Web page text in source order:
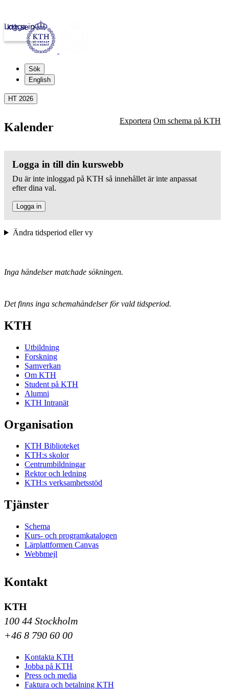
kth.se
Logga in
Sök
English
HT 2026
Kalender Exportera Om schema på KTH
Logga in till din kurswebb
Du är inte inloggad på KTH så innehållet är inte anpassat
efter dina val.
Logga in
Ändra tidsperiod eller vy
Inga händelser matchade sökningen.
Det finns inga schemahändelser för vald tidsperiod.
KTH
Utbildning
Forskning
Samverkan
Om KTH
Student på KTH
Alumni
KTH Intranät
Organisation
KTH Biblioteket
KTH:s skolor
Centrumbildningar
Rektor och ledning
KTH:s verksamhetsstöd
Tjänster
Schema
Kurs- och programkatalogen
Lärplattformen Canvas
Webbmejl
Kontakt
KTH
100 44 Stockholm
+46 8 790 60 00
Kontakta KTH
Jobba på KTH
Press och media
Faktura och betalning KTH